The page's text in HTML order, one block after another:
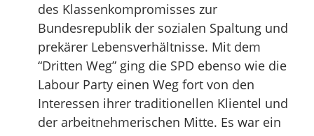
des Klassenkompromisses zur
Bundesrepublik der sozialen Spaltung und
prekärer Lebensverhältnisse. Mit dem
“Dritten Weg” ging die SPD ebenso wie die
Labour Party einen Weg fort von den
Interessen ihrer traditionellen Klientel und
der arbeitnehmerischen Mitte. Es war ein